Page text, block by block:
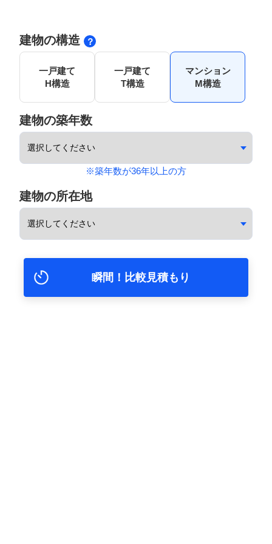
建物の構造
一戸建て
H構造
一戸建て
T構造
マンション
M構造
建物の築年数
※築年数が36年以上の方
建物の所在地
瞬間！比較見積もり